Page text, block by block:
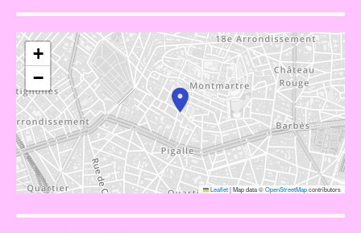
+
−
Leaflet|Map data ©OpenStreetMapcontributors